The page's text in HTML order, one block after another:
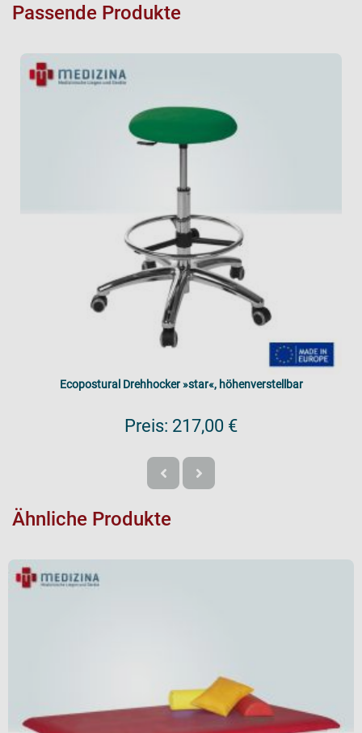
Passende Produkte
Ecopostural Drehhocker »star«, höhenverstellbar
Preis: 217,00 €
Ähnliche Produkte